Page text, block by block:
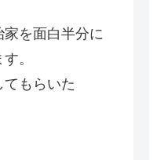
を面白半分に
。
てもらいた